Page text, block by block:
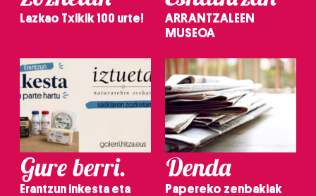
Lazkao Txikik 100 urte!
ARRANTZALEEN
MUSEOA
Gure berri.
Erantzun inkesta eta
Denda
Papereko zenbakiak